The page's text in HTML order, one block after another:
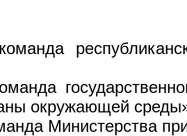
окружающей
Министерства